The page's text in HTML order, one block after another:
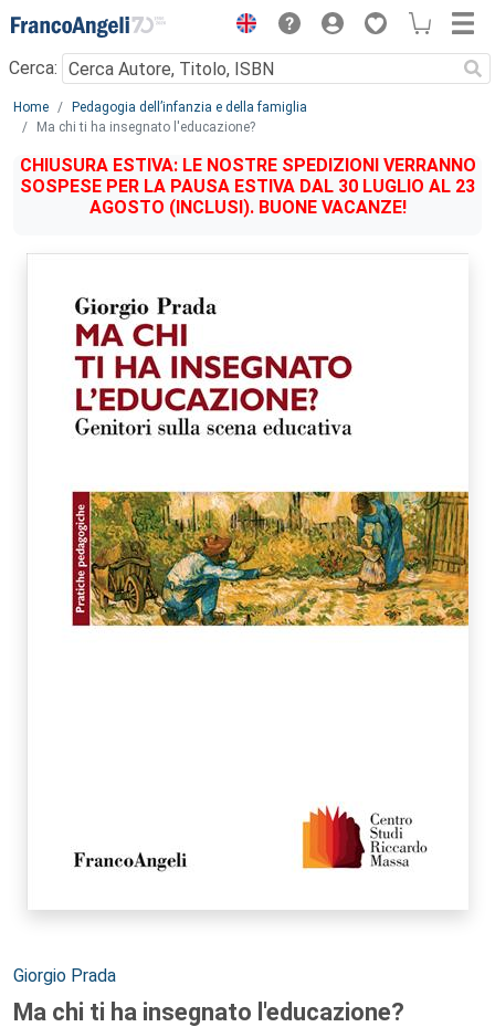
Menu
Cerca:
Main content
Home
Pedagogia dell’infanzia e della famiglia
Ma chi ti ha insegnato l'educazione?
CHIUSURA ESTIVA: LE NOSTRE SPEDIZIONI VERRANNO
SOSPESE PER LA PAUSA ESTIVA DAL 30 LUGLIO AL 23
AGOSTO (INCLUSI). BUONE VACANZE!
Autori:
Giorgio Prada
Ma chi ti ha insegnato l'educazione?